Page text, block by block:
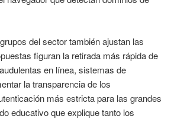
del sector también ajustan las
figuran la retirada más rápida de
en línea, sistemas de
la transparencia de los
más estricta para las grandes
educativo que explique tanto los